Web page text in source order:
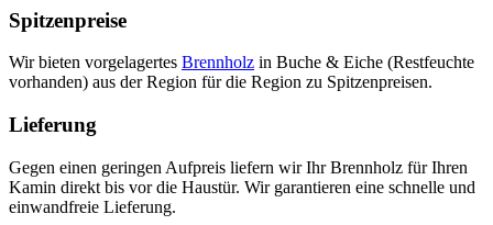
Spitzenpreise​
Wir bieten vorgelagertes Brennholz in Buche & Eiche (Restfeuchte
vorhanden) aus der Region für die Region zu Spitzenpreisen.
Lieferung
Gegen einen geringen Aufpreis liefern wir Ihr Brennholz für Ihren
Kamin direkt bis vor die Haustür. Wir garantieren eine schnelle und
einwandfreie Lieferung.